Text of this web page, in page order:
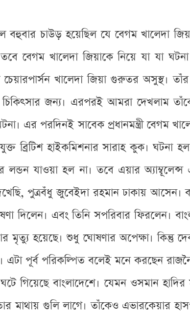
চাউড় হয়েছিল যে বেগম খালেদা
বেগম খালেদা জিয়াকে নিয়ে যা যা
খালেদা জিয়া গুরুতর অসুস্থ।
জন্য। এরপরই আমরা দেখলাম
এর পরদিনই সাবেক প্রধানমন্ত্রী বেগম
ব্রিটিশ হাইকমিশনার সারাহ কুক।
যাওয়া হল না। তবে এয়ার অ্যাম্বূলেন্স
পুত্রবঁধু জুবেইদা রহমান ঢাকায় আসেন।
দিলেন। এবং তিনি সপরিবার ফিরলেন।
মৃত্যু হয়েছে। শুধু ঘোষণার অপেক্ষা। কিন্তু
পূর্ব পরিকল্পিত বলেই মনে করছেন
গিয়েছে বাংলাদেশে। যেমন ওসমান
মাথায় গুলি লাগে। তাঁকেও এভারকেয়ার